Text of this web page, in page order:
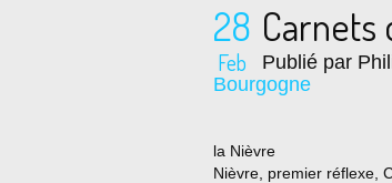
28
Feb
Carnets
Publié par
Bourgogne
la Nièvre
Nièvre, premier réflexe,